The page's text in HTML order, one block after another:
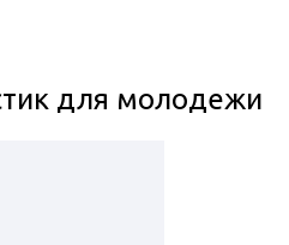
для молодежи